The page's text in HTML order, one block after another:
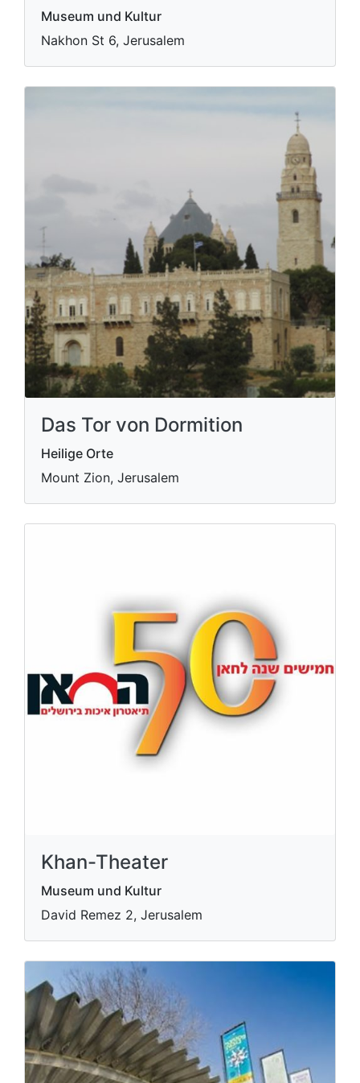
Museum und Kultur
Nakhon St 6, Jerusalem
Das Tor von Dormition
Heilige Orte
Mount Zion, Jerusalem
Khan-Theater
Museum und Kultur
David Remez 2, Jerusalem